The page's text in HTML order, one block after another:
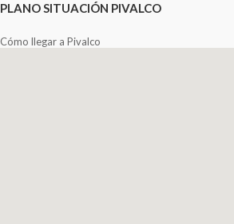
PLANO SITUACIÓN PIVALCO
Cómo llegar a Pivalco